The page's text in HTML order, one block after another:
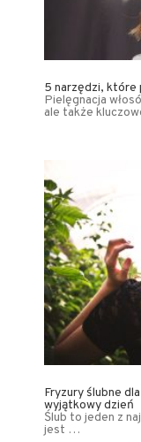
5 narzędzi, które
Pielęgnacja
ale także
Fryzury ślubne
wyjątkowy dzień
Ślub to jeden z
jest …